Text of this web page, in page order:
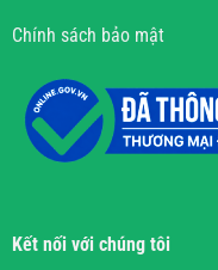
Chính sách bảo mật
Kết nối với chúng tôi